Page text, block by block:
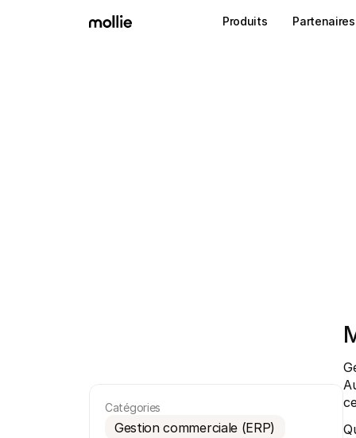
Catégories
Gestion commerciale (ERP)
Produits Partenaires